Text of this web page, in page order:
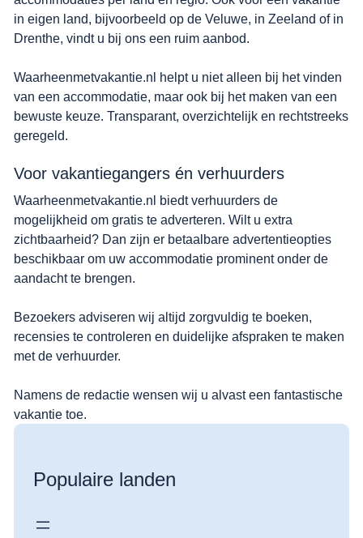
in eigen land, bijvoorbeeld op de Veluwe, in Zeeland of in
Drenthe, vindt u bij ons een ruim aanbod.
Waarheenmetvakantie.nl helpt u niet alleen bij het vinden
van een accommodatie, maar ook bij het maken van een
bewuste keuze. Transparant, overzichtelijk en rechtstreeks
geregeld.
Voor vakantiegangers én verhuurders
Waarheenmetvakantie.nl biedt verhuurders de
mogelijkheid om gratis te adverteren. Wilt u extra
zichtbaarheid? Dan zijn er betaalbare advertentieopties
beschikbaar om uw accommodatie prominent onder de
aandacht te brengen.
Bezoekers adviseren wij altijd zorgvuldig te boeken,
recensies te controleren en duidelijke afspraken te maken
met de verhuurder.
Namens de redactie wensen wij u alvast een fantastische
vakantie toe.
Populaire landen